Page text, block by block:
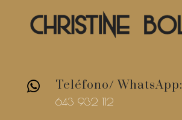
 Teléfono/ WhatsApp:
643 932 112